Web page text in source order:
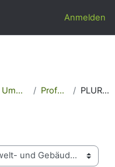
Anmelden
Fachbereich Maschinenbau, Umwelt- und Gebäudetechnik Professoren PLURA (Prof.)